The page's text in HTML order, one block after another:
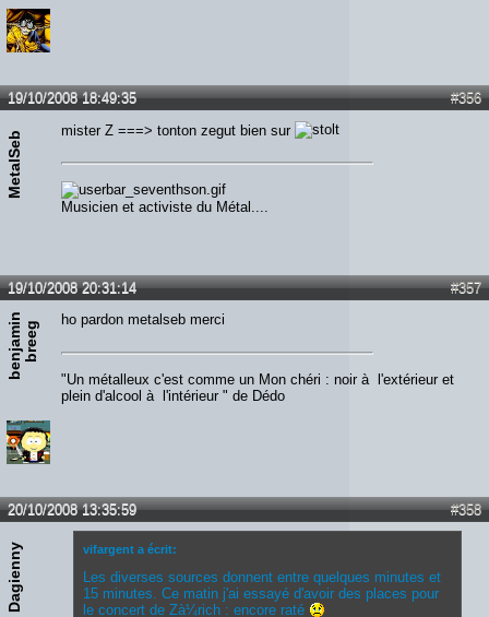
#356
19/10/2008 18:49:35
MetalSeb mister Z ===> tonton zegut bien sur
Musicien et activiste du Métal....
#357
19/10/2008 20:31:14
b
e
n
j
a
mi
n
b
r
e
eg
ho pardon metalseb merci
"Un métalleux c'est comme un Mon chéri : noir à l'extérieur et
plein d'alcool à l'intérieur " de Dédo
#358
20/10/2008 13:35:59
Dagienny vifargent a écrit:
Les diverses sources donnent entre quelques minutes et
15 minutes. Ce matin j'ai essayé d'avoir des places pour
le concert de Zà¼rich : encore raté